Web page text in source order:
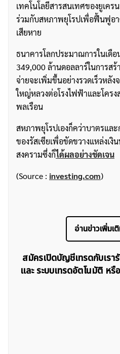
สำหรับ:
เทคโนโลยีสารสนเทศของยูเคร
ร่วมกับสหภาพยุโรปเพื่อฟื้นฟูอ
เสียหาย
ธนาคารโลกประมาณการในเดื
349,000 ล้านดอลลาร์ในการส
จ่ายจะเพิ่มขึ้นอย่างรวดเร็วหลัง
ใหญ่หลวงต่อโรงไฟฟ้าและโคร
พลเรือน
สหภาพยุโรปเองก็คว่าบาตรแล
ของรัสเซียเพื่อขัดขวางแหล่งเงิ
สงครามซึ่งก็ได้ผลอย่างชัดเจน
(Source : investing.com)
อ่านข่าวเพิ่มเ
สมัครเปิดบัญชีเทรดกับเรา
และ ระบบเทรดอัตโนมัติ